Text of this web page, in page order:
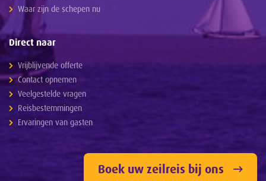
Waar zijn de schepen nu
Direct naar
Vrijblijvende offerte
Contact opnemen
Veelgestelde vragen
Reisbestemmingen
Ervaringen van gasten
Boek uw zeilreis bij ons